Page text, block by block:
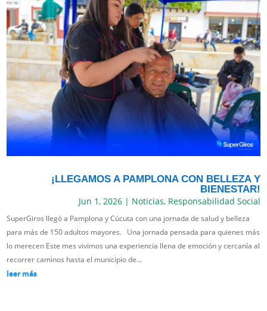
¡LLEGAMOS A PAMPLONA CON BELLEZA Y
BIENESTAR!
Jun 1, 2026| Noticias, Responsabilidad Social
SuperGiros llegó a Pamplona y Cúcuta con una jornada de salud y belleza
para más de 150 adultos mayores. Una jornada pensada para quienes más
lo merecen Este mes vivimos una experiencia llena de emoción y cercanía al
recorrer caminos hasta el municipio de...
leer más